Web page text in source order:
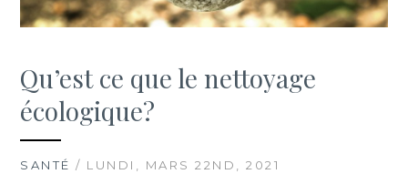
Qu’est ce que le nettoyage
écologique?
SANTÉ / LUNDI, MARS 22ND, 2021